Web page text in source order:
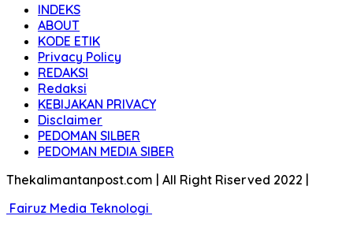
INDEKS
ABOUT
KODE ETIK
Privacy Policy
REDAKSI
Redaksi
KEBIJAKAN PRIVACY
Disclaimer
PEDOMAN SILBER
PEDOMAN MEDIA SIBER
Thekalimantanpost.com | All Right Riserved 2022 |
Fairuz Media Teknologi